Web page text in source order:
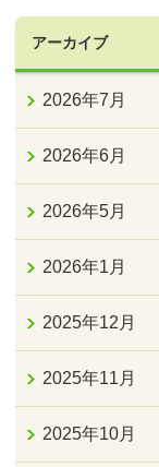
アーカイブ
2026年7月
2026年6月
2026年5月
2026年1月
2025年12月
2025年11月
2025年10月